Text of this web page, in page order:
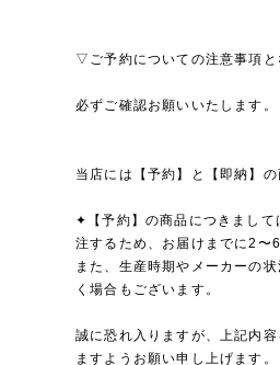
▽ご予約についての注意事項
必ずご確認お願いいたします。
当店には【予約】と【即納】
✦【予約】の商品につきまして
注するため、お届けまでに2〜
また、生産時期やメーカーの
く場合もございます。
誠に恐れ入りますが、上記内
ますようお願い申し上げます。